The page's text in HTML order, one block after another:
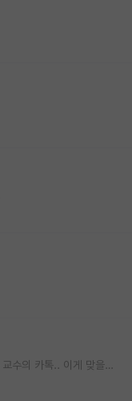
1년 동안 잡일만 시키는 연구실 + 주말 내내 오는 교수의 카톡.. 이게 맞을까요